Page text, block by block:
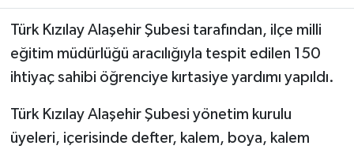
Türk Kızılay Alaşehir Şubesi tarafından, ilçe milli
eğitim müdürlüğü aracılığıyla tespit edilen 150
ihtiyaç sahibi öğrenciye kırtasiye yardımı yapıldı.
Türk Kızılay Alaşehir Şubesi yönetim kurulu
üyeleri, içerisinde defter, kalem, boya, kalem